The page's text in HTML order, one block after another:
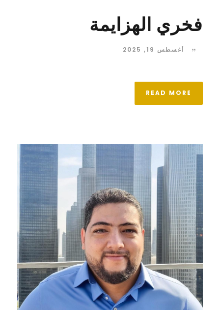
فخري الهزايمة
أغسطس 19, 2025
READ MORE